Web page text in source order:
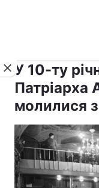
У 10-ту
Патріарха
молилися